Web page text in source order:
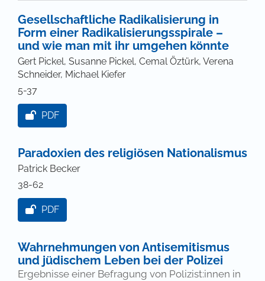
Gesellschaftliche Radikalisierung in
Form einer Radikalisierungsspirale –
und wie man mit ihr umgehen könnte
Gert Pickel, Susanne Pickel, Cemal Öztürk, Verena
Schneider, Michael Kiefer
5-37
PDF
Paradoxien des religiösen Nationalismus
Patrick Becker
38-62
PDF
Wahrnehmungen von Antisemitismus
und jüdischem Leben bei der Polizei
Ergebnisse einer Befragung von Polizist:innen in